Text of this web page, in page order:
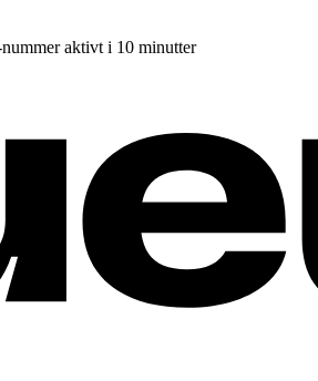
aktivt i 10 minutter